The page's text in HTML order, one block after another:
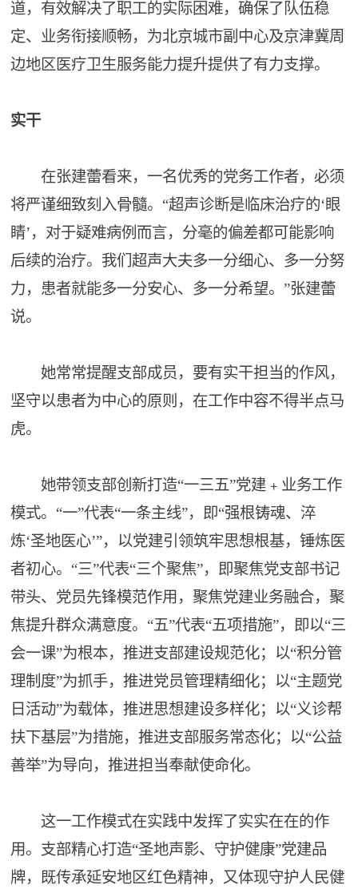
道，有效解决了职工的实际困难，确保了队伍稳
定、业务衔接顺畅，为北京城市副中心及京津冀周
边地区医疗卫生服务能力提升提供了有力支撑。
实干
在张建蕾看来，一名优秀的党务工作者，必须
将严谨细致刻入骨髓。“超声诊断是临床治疗的‘眼
睛’，对于疑难病例而言，分毫的偏差都可能影响
后续的治疗。我们超声大夫多一分细心、多一分努
力，患者就能多一分安心、多一分希望。”张建蕾
说。
她常常提醒支部成员，要有实干担当的作风，
坚守以患者为中心的原则，在工作中容不得半点马
虎。
她带领支部创新打造“一三五”党建﹢业务工作
模式。“一”代表“一条主线”，即“强根铸魂、淬
炼‘圣地医心’”，以党建引领筑牢思想根基，锤炼医
者初心。“三”代表“三个聚焦”，即聚焦党支部书记
带头、党员先锋模范作用，聚焦党建业务融合，聚
焦提升群众满意度。“五”代表“五项措施”，即以“三
会一课”为根本，推进支部建设规范化；以“积分管
理制度”为抓手，推进党员管理精细化；以“主题党
日活动”为载体，推进思想建设多样化；以“义诊帮
扶下基层”为措施，推进支部服务常态化；以“公益
善举”为导向，推进担当奉献使命化。
这一工作模式在实践中发挥了实实在在的作
用。支部精心打造“圣地声影、守护健康”党建品
牌，既传承延安地区红色精神，又体现守护人民健